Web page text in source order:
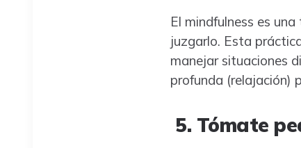
El mindfulness es
juzgarlo. Esta
manejar situaciones
profunda (relajación)
5. Tómate